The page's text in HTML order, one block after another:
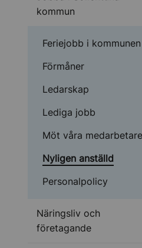
kommun
Feriejobb i kommunen
Förmåner
Ledarskap
Lediga jobb
Möt våra medarbetare
Nyligen anställd
Personalpolicy
Näringsliv och
företagande